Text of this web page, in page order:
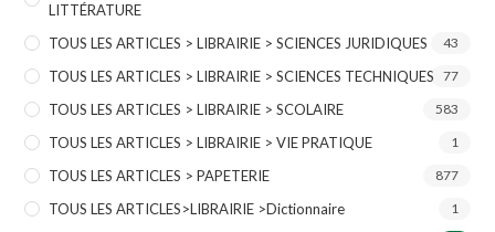
LITTÉRATURE
TOUS LES ARTICLES > LIBRAIRIE > SCIENCES JURIDIQUES 43
TOUS LES ARTICLES > LIBRAIRIE > SCIENCES TECHNIQUES 77
TOUS LES ARTICLES > LIBRAIRIE > SCOLAIRE 583
TOUS LES ARTICLES > LIBRAIRIE > VIE PRATIQUE 1
TOUS LES ARTICLES > PAPETERIE 877
TOUS LES ARTICLES>LIBRAIRIE >Dictionnaire 1